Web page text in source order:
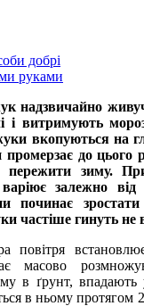
добрі
руками
надзвичайно
і витримують
вкопуються на
до цього
пережити зиму.
варіює залежно
починає
частіше гинуть не
повітря
масово
в ґрунт, впадають
в ньому протягом